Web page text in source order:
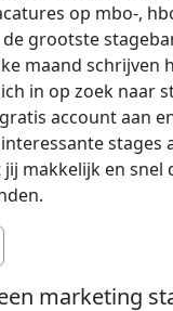
op mbo-,
de grootste
maand schrijven
in op zoek naar
account aan
stages
makkelijk en snel
marketing